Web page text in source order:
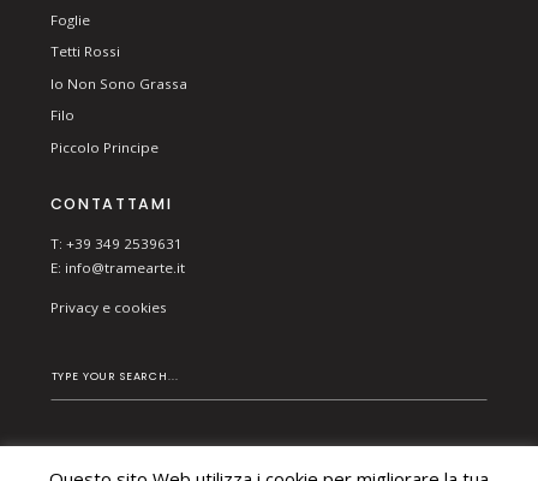
Foglie
Tetti Rossi
Io Non Sono Grassa
Filo
Piccolo Principe
CONTATTAMI
T: +39 349 2539631
E: info@tramearte.it
Privacy e cookies